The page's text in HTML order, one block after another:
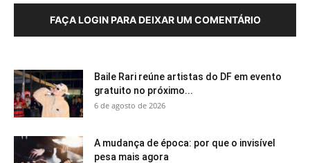
FAÇA LOGIN PARA DEIXAR UM COMENTÁRIO
Baile Rari reúne artistas do DF em evento
gratuito no próximo...
6 de agosto de 2026
A mudança de época: por que o invisível
pesa mais agora